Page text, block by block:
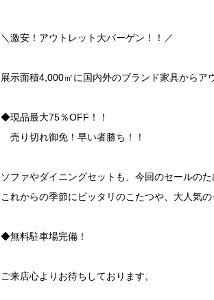
＼激安！アウトレット大バーゲン！！／
展示面積4,000㎡に国内外のブランド家具からア
◆現品最大75％OFF！！
売り切れ御免！早い者勝ち！！
ソファやダイニングセットも、今回のセールの
これからの季節にピッタリのこたつや、大人気
◆無料駐車場完備！
ご来店心よりお待ちしております。